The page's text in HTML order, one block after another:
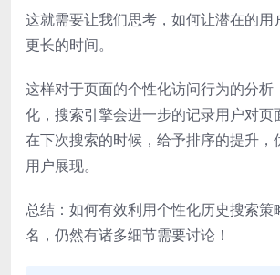
这就需要让我们思考，如何让潜在的用
更长的时间。
这样对于页面的个性化访问行为的分析
化，搜索引擎会进一步的记录用户对页
在下次搜索的时候，给予排序的提升，
用户展现。
总结：如何有效利用个性化历史搜索策
名，仍然有诸多细节需要讨论！